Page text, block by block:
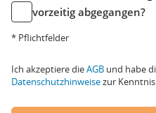
vorzeitig abgegangen?
* Pflichtfelder
Ich akzeptiere dieAGB und habe
Datenschutzhinweisezur